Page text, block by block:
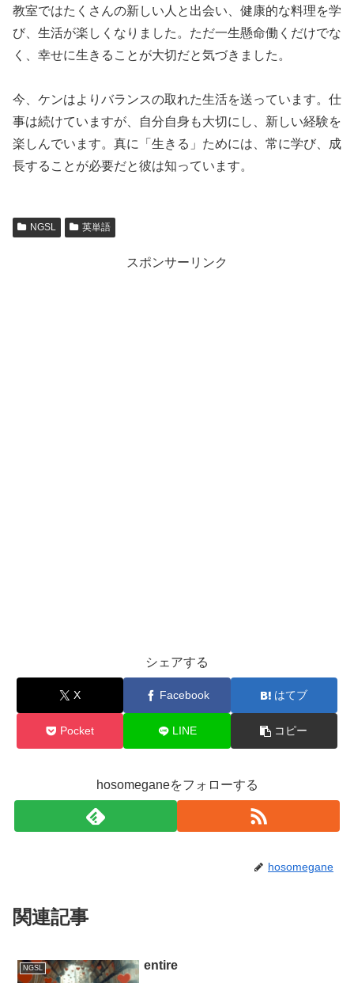
教室ではたくさんの新しい人と出会い、健康的な料理を学
び、生活が楽しくなりました。ただ一生懸命働くだけでな
く、幸せに生きることが大切だと気づきました。
今、ケンはよりバランスの取れた生活を送っています。仕
事は続けていますが、自分自身も大切にし、新しい経験を
楽しんでいます。真に「生きる」ためには、常に学び、成
長することが必要だと彼は知っています。
NGSL 英単語
スポンサーリンク
シェアする
X Facebook はてブ
Pocket LINE コピー
hosomeganeをフォローする
hosomegane
関連記事
NGSL entire